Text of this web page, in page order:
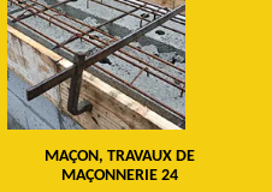
MAÇON, TRAVAUX DE
MAÇONNERIE 24